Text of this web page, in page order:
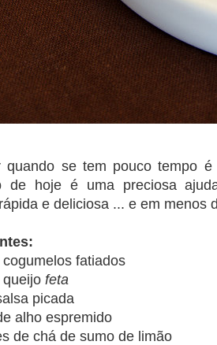
quando se tem pouco tempo
de hoje é uma preciosa
e deliciosa ... e em menos
fatiados
queijo feta
picada
alho espremido
de chá de sumo de limão